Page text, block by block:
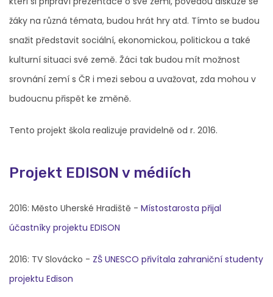
žáky na různá témata, budou hrát hry atd. Tímto se budou
snažit představit sociální, ekonomickou, politickou a také
kulturní situaci své země. Žáci tak budou mít možnost
srovnání zemí s ČR i mezi sebou a uvažovat, zda mohou v
budoucnu přispět ke změně.
Tento projekt škola realizuje pravidelně od r. 2016.
Projekt EDISON v médiích
2016: Město Uherské Hradiště - Místostarosta přijal
účastníky projektu EDISON
2016: TV Slovácko - ZŠ UNESCO přivítala zahraniční studenty
projektu Edison